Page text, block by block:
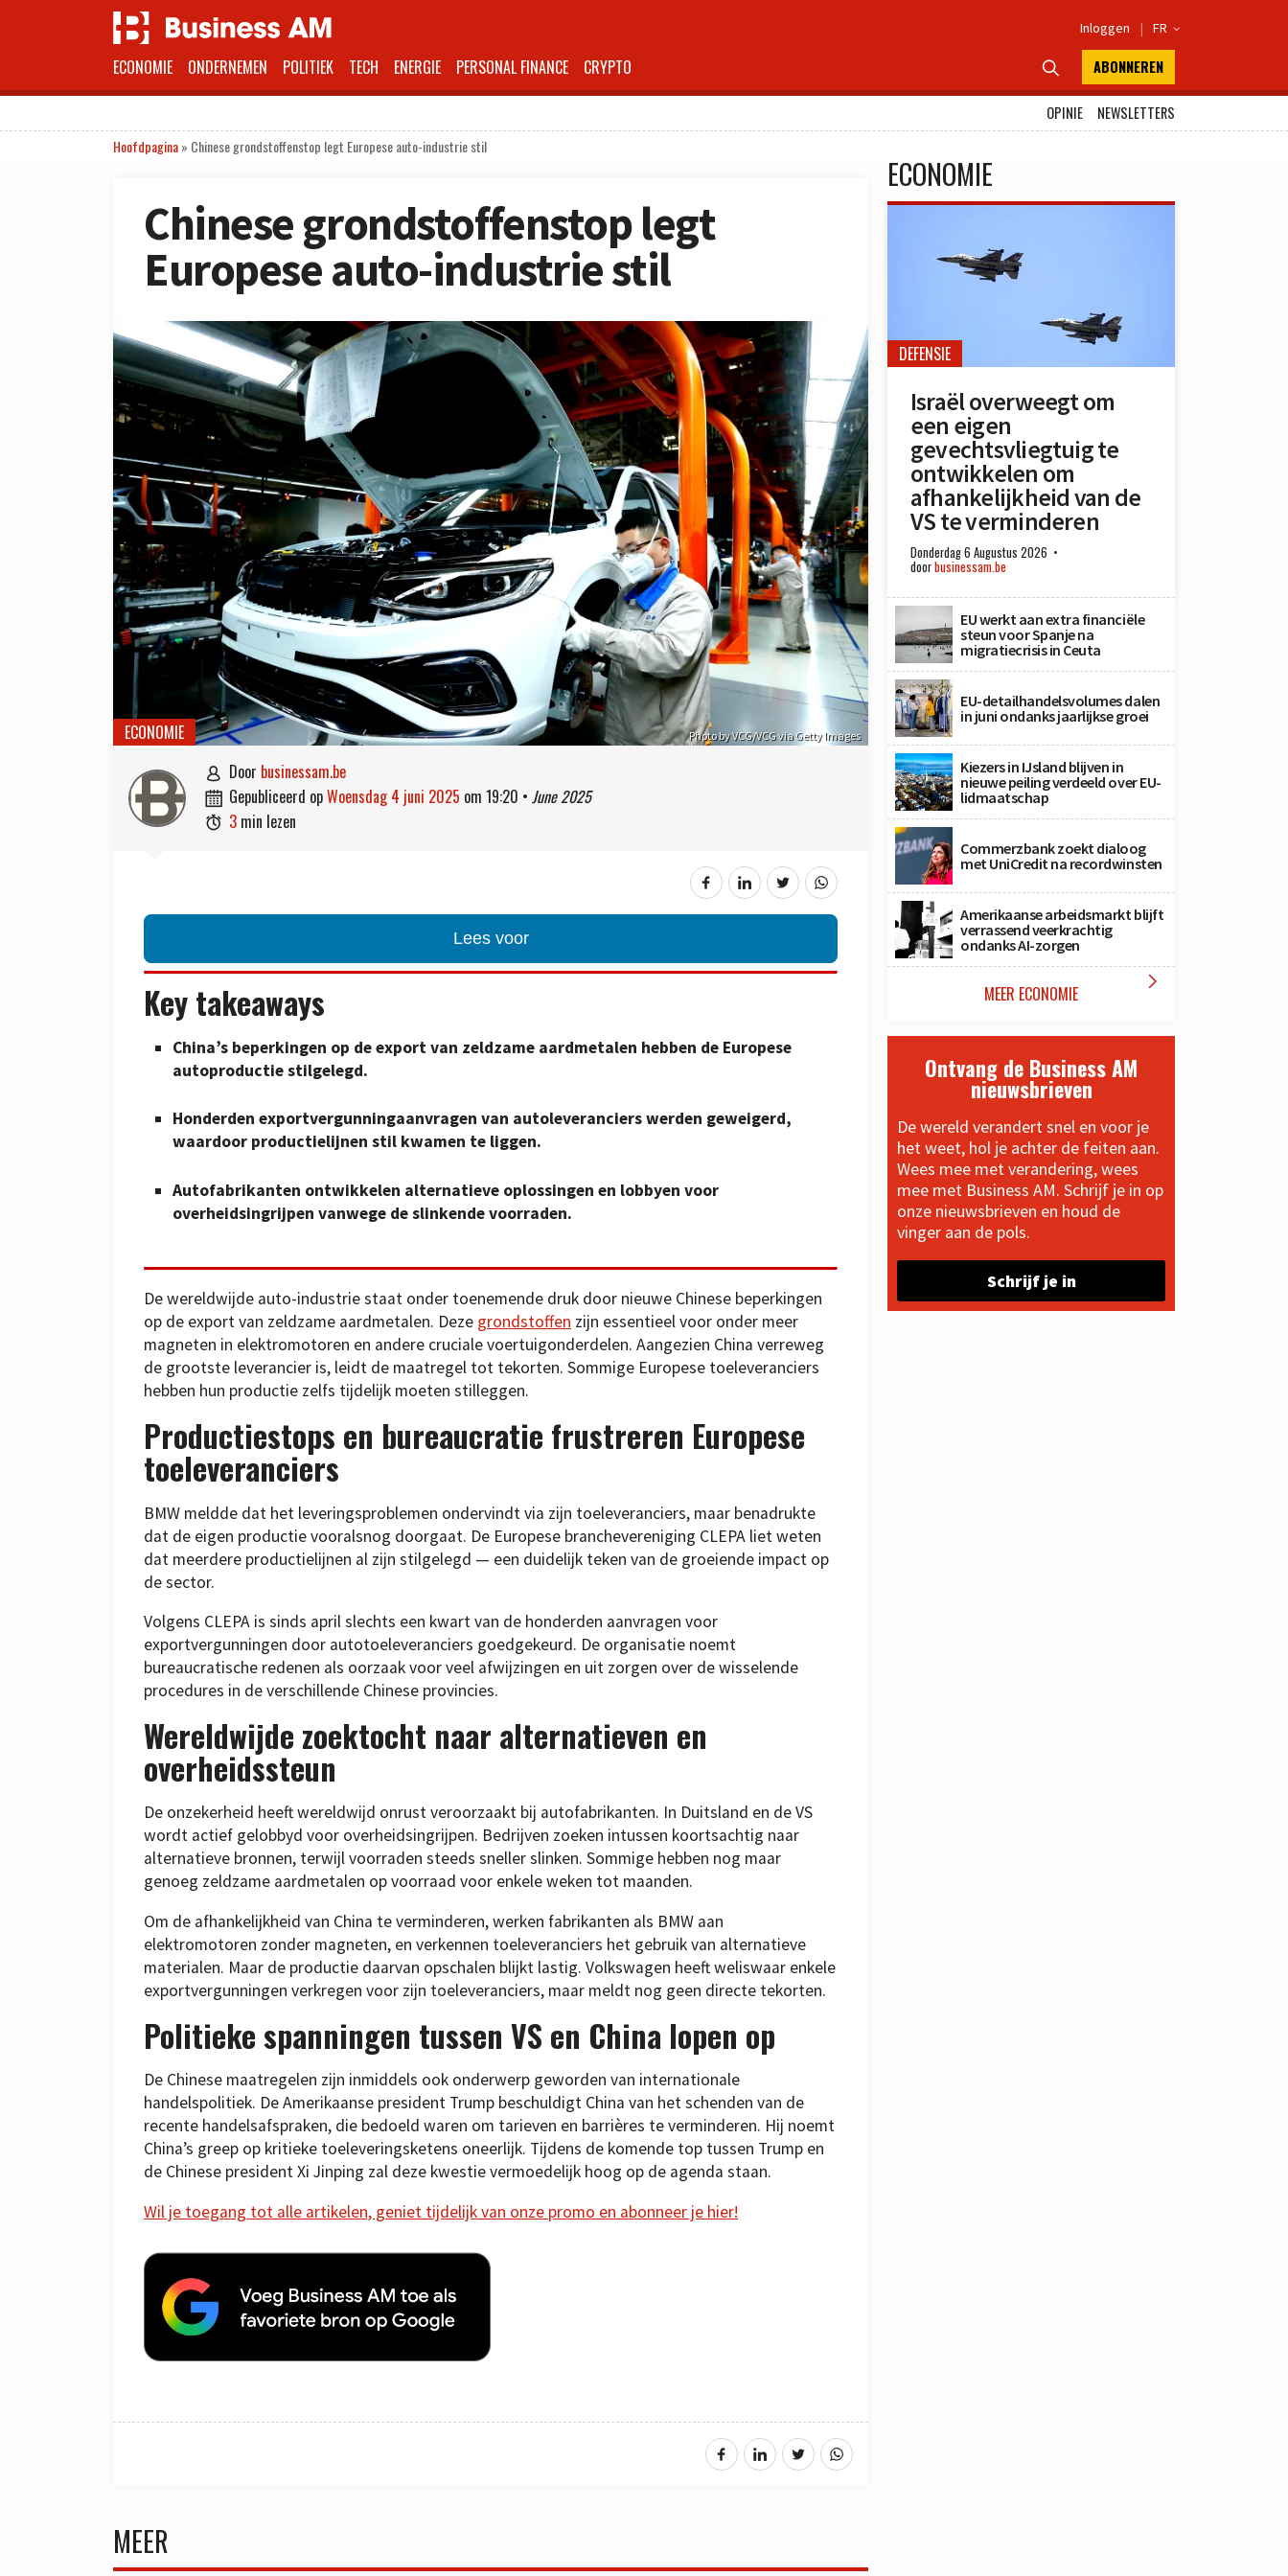
Inloggen | FR 
ECONOMIE ONDERNEMEN POLITIEK TECH ENERGIE PERSONAL FINANCE CRYPTO  ABONNEREN
OPINIE
NEWSLETTERS
Hoofdpagina» Chinese grondstoffenstop legt Europese auto-industrie stil
Chinese grondstoffenstop legt
Europese auto-industrie stil
Photo by VCG/VCG via Getty Images
ECONOMIE
 door businessam.be
 gepubliceerd op woensdag 4 juni 2025 om 19:20 • June 2025
 3 min lezen
Lees voor
Key takeaways
China’s beperkingen op de export van zeldzame aardmetalen hebben de Europese
autoproductie stilgelegd.
Honderden exportvergunningaanvragen van autoleveranciers werden geweigerd,
waardoor productielijnen stil kwamen te liggen.
Autofabrikanten ontwikkelen alternatieve oplossingen en lobbyen voor
overheidsingrijpen vanwege de slinkende voorraden.
De wereldwijde auto-industrie staat onder toenemende druk door nieuwe Chinese beperkingen
op de export van zeldzame aardmetalen. Deze grondstoffen zijn essentieel voor onder meer
magneten in elektromotoren en andere cruciale voertuigonderdelen. Aangezien China verreweg
de grootste leverancier is, leidt de maatregel tot tekorten. Sommige Europese toeleveranciers
hebben hun productie zelfs tijdelijk moeten stilleggen.
Productiestops en bureaucratie frustreren Europese
toeleveranciers
BMW meldde dat het leveringsproblemen ondervindt via zijn toeleveranciers, maar benadrukte
dat de eigen productie vooralsnog doorgaat. De Europese branchevereniging CLEPA liet weten
dat meerdere productielijnen al zijn stilgelegd — een duidelijk teken van de groeiende impact op
de sector.
Volgens CLEPA is sinds april slechts een kwart van de honderden aanvragen voor
exportvergunningen door autotoeleveranciers goedgekeurd. De organisatie noemt
bureaucratische redenen als oorzaak voor veel afwijzingen en uit zorgen over de wisselende
procedures in de verschillende Chinese provincies.
Wereldwijde zoektocht naar alternatieven en
overheidssteun
De onzekerheid heeft wereldwijd onrust veroorzaakt bij autofabrikanten. In Duitsland en de VS
wordt actief gelobbyd voor overheidsingrijpen. Bedrijven zoeken intussen koortsachtig naar
alternatieve bronnen, terwijl voorraden steeds sneller slinken. Sommige hebben nog maar
genoeg zeldzame aardmetalen op voorraad voor enkele weken tot maanden.
Om de afhankelijkheid van China te verminderen, werken fabrikanten als BMW aan
elektromotoren zonder magneten, en verkennen toeleveranciers het gebruik van alternatieve
materialen. Maar de productie daarvan opschalen blijkt lastig. Volkswagen heeft weliswaar enkele
exportvergunningen verkregen voor zijn toeleveranciers, maar meldt nog geen directe tekorten.
Politieke spanningen tussen VS en China lopen op
De Chinese maatregelen zijn inmiddels ook onderwerp geworden van internationale
handelspolitiek. De Amerikaanse president Trump beschuldigt China van het schenden van de
recente handelsafspraken, die bedoeld waren om tarieven en barrières te verminderen. Hij noemt
China’s greep op kritieke toeleveringsketens oneerlijk. Tijdens de komende top tussen Trump en
de Chinese president Xi Jinping zal deze kwestie vermoedelijk hoog op de agenda staan.
Wil je toegang tot alle artikelen, geniet tijdelijk van onze promo en abonneer je hier!
MEER
ECONOMIE
DEFENSIE
Israël overweegt om
een eigen
gevechtsvliegtuig te
ontwikkelen om
afhankelijkheid van de
VS te verminderen
Donderdag 6 Augustus 2026
doorbusinessam.be
EU werkt aan extra financiële
steun voor Spanje na
migratiecrisis in Ceuta
EU-detailhandelsvolumes dalen
in juni ondanks jaarlijkse groei
Kiezers in IJsland blijven in
nieuwe peiling verdeeld over EU-
lidmaatschap
Commerzbank zoekt dialoog
met UniCredit na recordwinsten
Amerikaanse arbeidsmarkt blijft
verrassend veerkrachtig
ondanks AI-zorgen
MEER ECONOMIE 
Ontvang de Business AM
nieuwsbrieven
De wereld verandert snel en voor je
het weet, hol je achter de feiten aan.
Wees mee met verandering, wees
mee met Business AM. Schrijf je in op
onze nieuwsbrieven en houd de
vinger aan de pols.
Schrijf je in